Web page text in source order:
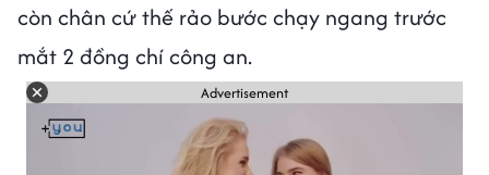
còn chân cứ thế rảo bước chạy ngang trước
mắt 2 đồng chí công an.
Advertisement